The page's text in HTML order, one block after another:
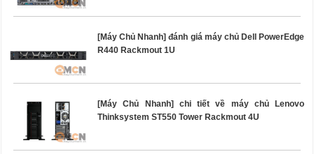
[Máy Chủ Nhanh] đánh giá máy chủ Dell PowerEdge
R440 Rackmout 1U
[Máy Chủ Nhanh] chi tiết về máy chủ Lenovo
Thinksystem ST550 Tower Rackmout 4U